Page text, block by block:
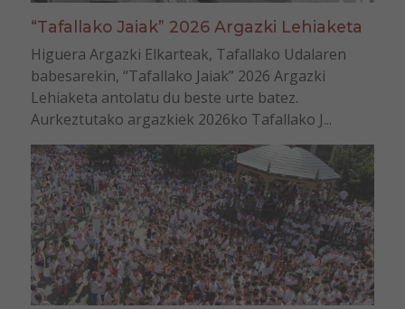
“Tafallako Jaiak” 2026 Argazki Lehiaketa
Higuera Argazki Elkarteak, Tafallako Udalaren
babesarekin, “Tafallako Jaiak” 2026 Argazki
Lehiaketa antolatu du beste urte batez.
Aurkeztutako argazkiek 2026ko Tafallako J...